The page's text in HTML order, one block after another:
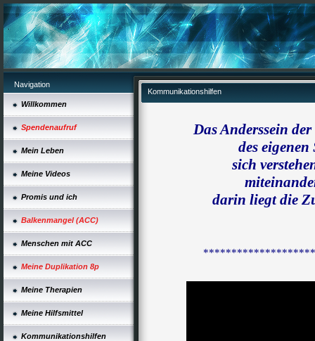
Navigation
Willkommen
Spendenaufruf
Mein Leben
Meine Videos
Promis und ich
Balkenmangel (ACC)
Menschen mit ACC
Meine Duplikation 8p
Meine Therapien
Meine Hilfsmittel
Kommunikationshilfen
Kommunikationshilfen
Das Anderssein
des
sich
darin liegt die